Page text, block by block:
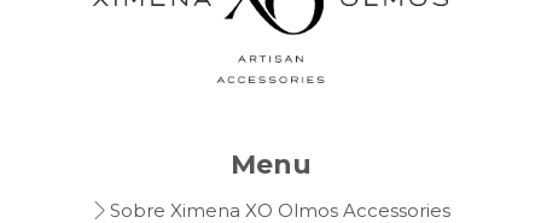
Menu
Sobre Ximena XO Olmos Accessories